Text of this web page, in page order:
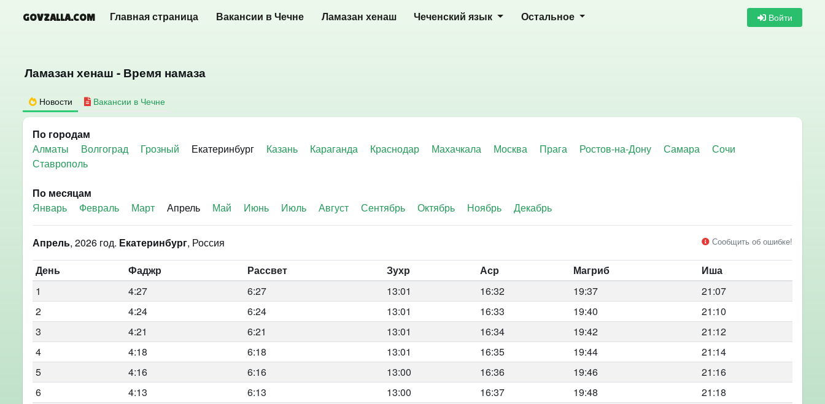
GOVZALLA.COM Главная страница Вакансии в Чечне Ламазан хенаш Чеченский язык Остальное Войти
Ламазан хенаш - Время намаза
Новости Вакансии в Чечне
По городам
Алматы
Волгоград Грозный Екатеринбург Казань Караганда Краснодар Махачкала Москва Прага Ростов-на-Дону Самара
Сочи
Ставрополь
По месяцам
Январь
Февраль Март Апрель Май Июнь Июль Август Сентябрь Октябрь Ноябрь Декабрь
Апрель, 2026 год. Екатеринбург, Россия Сообщить об ошибке!
День Фаджр Рассвет Зухр Аср Магриб
Иша
1
4:27 6:27 13:01 16:32 19:37
21:07
2
4:24 6:24 13:01 16:33 19:40
21:10
3
4:21 6:21 13:01 16:34 19:42
21:12
4
4:18 6:18 13:01 16:35 19:44
21:14
5
4:16 6:16 13:00 16:36 19:46
21:16
6
4:13 6:13 13:00 16:37 19:48
21:18